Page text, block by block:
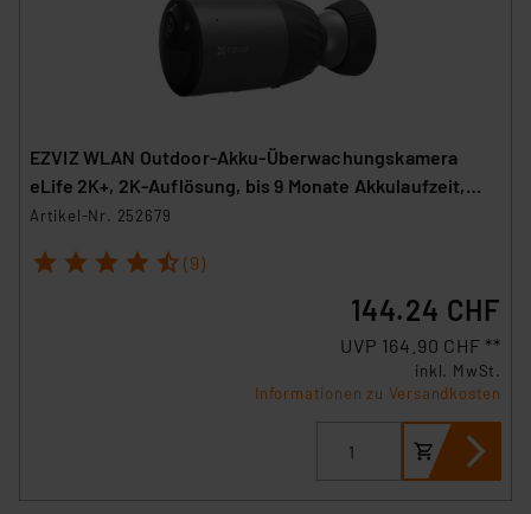
EZVIZ WLAN Outdoor-Akku-Überwachungskamera
eLife 2K+, 2K-Auflösung, bis 9 Monate Akkulaufzeit,
IP66
Artikel-Nr. 252679
1 2 3 4 5 (9)
144.24 CHF
UVP 164.90 CHF **
inkl. MwSt.
Informationen zu Versandkosten